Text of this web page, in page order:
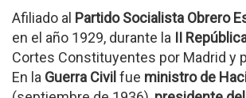
Afiliado al Partido Socialista Obrero
en el año 1929, durante la II
Cortes Constituyentes por Madrid y
En la Guerra Civil fue ministro de